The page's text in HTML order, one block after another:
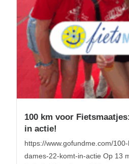
100 km voor
in actie!
https://www.gofundme.com/
dames-22-komt-in-actie Op 13